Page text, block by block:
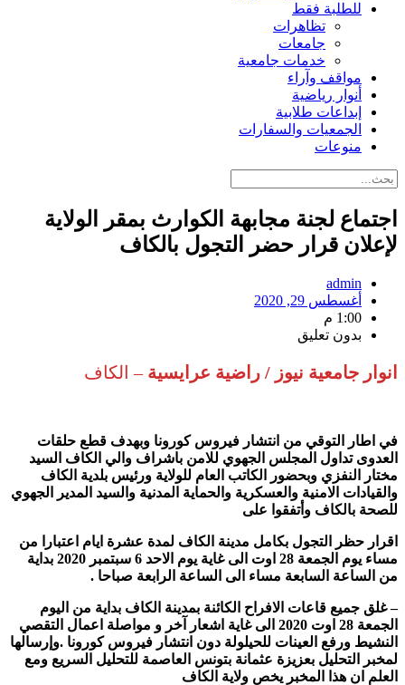
للطلبة فقط
تظاهرات
جامعات
خدمات جامعية
مواقف وآراء
أنوار رياضية
إبداعات طلابية
الجمعيات والسفارات
منوعات
اجتماع لجنة مجابهة الكوارث بمقر الولاية
لإعلان قرار حضر التجول بالكاف
admin
أغسطس 29, 2020
1:00 م
بدون تعليق
انوار جامعية نيوز / راضية عرايسية– الكاف
في اطار التوقي من انتشار فيروس كورونا وبهدف قطع حلقات
العدوى تداول المجلس الجهوي للامن باشراف والي الكاف السيد
مختار النفزي وبحضور الكاتب العام للولاية ورئيس بلدية الكاف
والقيادات الامنية والعسكرية والحماية المدنية والسيد المدير الجهوي
للصحة بالكاف وأتفقوا على
اقرار حظر التجول بكامل مدينة الكاف لمدة عشرة ايام اعتبارا من
مساء يوم الجمعة 28 اوت الى غاية يوم الاحد 6 سبتمبر 2020 بداية
من الساعة السابعة مساء الى الساعة الرابعة صباحا .
– غلق جميع قاعات الافراح الكائنة بمدينة الكاف بداية من اليوم
الجمعة 28 اوت 2020 الى غاية اشعار آخر و مواصلة اعمال التقصي
النشيط ورفع العينات للحيلولة دون انتشار فيروس كورونا .وإرسالها
لمخبر التحليل بعزيزة عثمانة بتونس العاصمة للتحليل السريع ومع
العلم ان هذا المخبر يخص ولاية الكاف